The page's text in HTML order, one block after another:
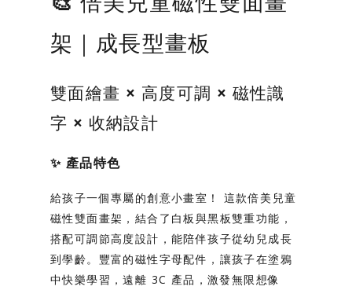
架｜成長型畫板
雙面繪畫 × 高度可調 × 磁性識
字 × 收納設計
✨ 產品特色
給孩子一個專屬的創意小畫室！
這款倍美兒童
磁性雙面畫架，結合了白板與黑板雙重功能，
搭配可調節高度設計，能陪伴孩子從幼兒成長
到學齡。豐富的磁性字母配件，讓孩子在塗鴉
中快樂學習，遠離 3C 產品，激發無限想像